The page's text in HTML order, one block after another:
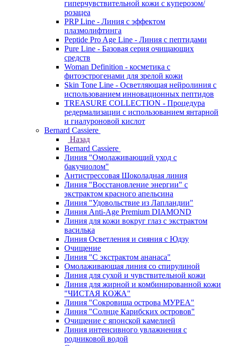
гиперчувствительной кожи с куперозом/
розацеа
PRP Line - Линия с эффектом
плазмолифтинга
Peptide Pro Age Line - Линия с пептидами
Pure Line - Базовая серия очищающих
средств
Woman Definition - косметика с
фитоэстрогенами для зрелой кожи
Skin Tone Line - Осветляющая нейролиния с
использованием инновационных пептидов
TREASURE COLLECTION - Процедура
редермализации с использованием янтарной
и гиалуроновой кислот
Bernard Cassiere
Назад
Bernard Cassiere
Линия "Омолаживающий уход с
бакучиолом"
Антистрессовая Шоколадная линия
Линия "Восстановление энергии" с
экстрактом красного апельсина
Линия "Удовольствие из Лапландии"
Линия Anti-Age Premium DIAMOND
Линия для кожи вокруг глаз с экстрактом
василька
Линия Осветления и сияния с Юдзу
Очищение
Линия "С экстрактом ананаса"
Омолаживающая линия со спирулиной
Линия для сухой и чувствительной кожи
Линия для жирной и комбинированной кожи
"ЧИСТАЯ КОЖА"
Линия "Сокровища острова МУРЕА"
Линия "Солнце Карибских островов"
Очищение с японской камелией
Линия интенсивного увлажнения с
родниковой водой